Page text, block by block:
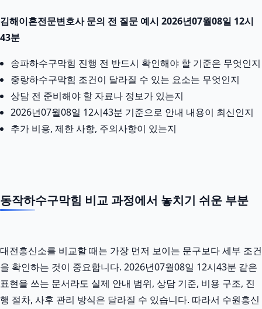
김해이혼전문변호사 문의 전 질문 예시 2026년07월08일 12시
43분
송파하수구막힘 진행 전 반드시 확인해야 할 기준은 무엇인지
중랑하수구막힘 조건이 달라질 수 있는 요소는 무엇인지
상담 전 준비해야 할 자료나 정보가 있는지
2026년07월08일 12시43분 기준으로 안내 내용이 최신인지
추가 비용, 제한 사항, 주의사항이 있는지
동작하수구막힘 비교 과정에서 놓치기 쉬운 부분
대전흥신소를 비교할 때는 가장 먼저 보이는 문구보다 세부 조건
을 확인하는 것이 중요합니다. 2026년07월08일 12시43분 같은
표현을 쓰는 문서라도 실제 안내 범위, 상담 기준, 비용 구조, 진
행 절차, 사후 관리 방식은 달라질 수 있습니다. 따라서 수원흥신